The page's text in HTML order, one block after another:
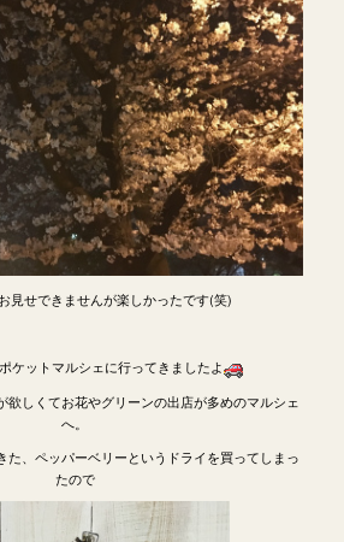
見せできませんが楽しかったです(笑)
ケットマルシェに行ってきましたよ
欲しくてお花やグリーンの出店が多めのマルシェ
へ。
た、ペッパーベリーというドライを買ってしまっ
たので